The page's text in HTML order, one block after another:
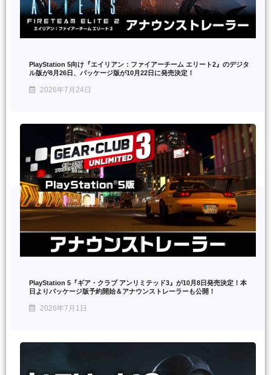
PlayStation 5向け『エイリアン：ファイアーチーム エリート2』のデジタ
ル版が8月26日、パッケージ版が10月22日に発売決定！
2026年7月24日
PlayStation 5『ギア・クラブ アンリミテッド3』が10月8日発売決定！本
日よりパッケージ版予約開始＆アナウンストレーラーも公開！
2026年7月1日